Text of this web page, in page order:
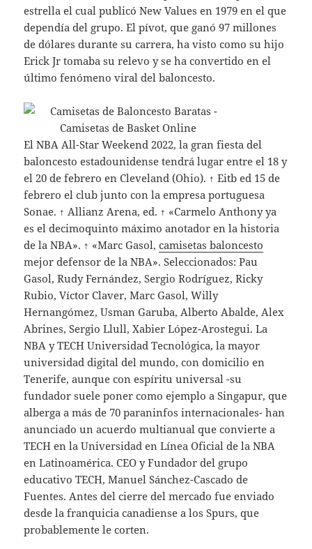
estrella el cual publicó New Values en 1979 en el que
dependía del grupo. El pívot, que ganó 97 millones
de dólares durante su carrera, ha visto como su hijo
Erick Jr tomaba su relevo y se ha convertido en el
último fenómeno viral del baloncesto.
El NBA All-Star Weekend 2022, la gran fiesta del
baloncesto estadounidense tendrá lugar entre el 18 y
el 20 de febrero en Cleveland (Ohio). ↑ Eitb ed 15 de
febrero el club junto con la empresa portuguesa
Sonae. ↑ Allianz Arena, ed. ↑ «Carmelo Anthony ya
es el decimoquinto máximo anotador en la historia
de la NBA». ↑ «Marc Gasol,camisetas baloncesto
mejor defensor de la NBA». Seleccionados: Pau
Gasol, Rudy Fernández, Sergio Rodríguez, Ricky
Rubio, Víctor Claver, Marc Gasol, Willy
Hernangómez, Usman Garuba, Alberto Abalde, Alex
Abrines, Sergio Llull, Xabier López-Arostegui. La
NBA y TECH Universidad Tecnológica, la mayor
universidad digital del mundo, con domicilio en
Tenerife, aunque con espíritu universal -su
fundador suele poner como ejemplo a Singapur, que
alberga a más de 70 paraninfos internacionales- han
anunciado un acuerdo multianual que convierte a
TECH en la Universidad en Línea Oficial de la NBA
en Latinoamérica. CEO y Fundador del grupo
educativo TECH, Manuel Sánchez-Cascado de
Fuentes. Antes del cierre del mercado fue enviado
desde la franquicia canadiense a los Spurs, que
probablemente le corten.